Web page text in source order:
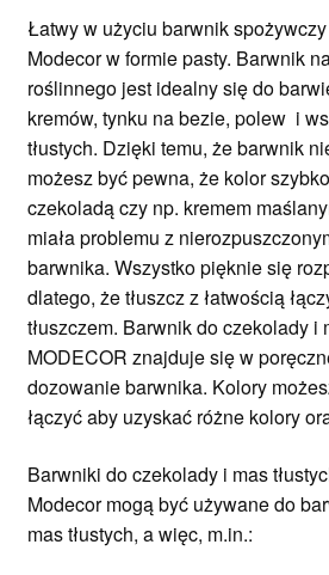
Łatwy w użyciu barwnik
Modecor w formie pasty. Barwnik
roślinnego jest idealny się do
kremów, tynku na bezie, polew i
tłustych. Dzięki temu, że barwnik
możesz być pewna, że kolor
czekoladą czy np. kremem
miała problemu z
barwnika. Wszystko pięknie się
dlatego, że tłuszcz z łatwością
tłuszczem. Barwnik do czekolady i
MODECOR znajduje się w
dozowanie barwnika. Kolory
łączyć aby uzyskać różne kolory
Barwniki do czekolady i mas
Modecor mogą być używane do
mas tłustych, a więc, m.in.: